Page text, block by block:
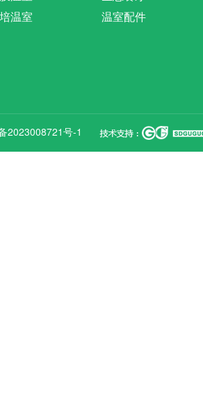
温室
温室配件
2023008721号-1